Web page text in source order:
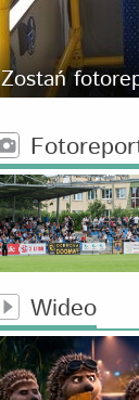
Zostań
Wideo